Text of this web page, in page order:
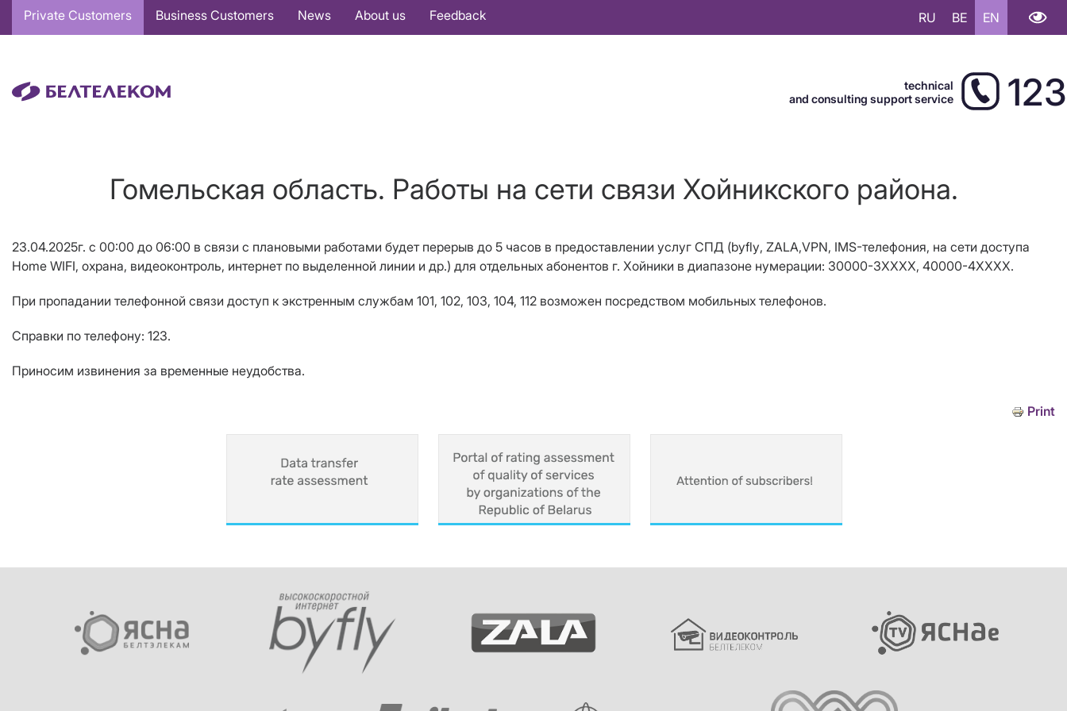
Основная
навигация
Private Customers Business Customers News About us Feedback RU BE EN
technical
and consulting support service
123
Гомельская область. Работы на сети связи Хойникского района.
23.04.2025г. с 00:00 до 06:00 в связи с плановыми работами будет перерыв до 5 часов в предоставлении услуг СПД (byfly, ZALA,VPN, IMS-телефония, на сети доступа
Home WIFI, охрана, видеоконтроль, интернет по выделенной линии и др.) для отдельных абонентов г. Хойники в диапазоне нумерации: 30000-3ХХХХ, 40000-4ХХХХ.
При пропадании телефонной связи доступ к экстренным службам 101, 102, 103, 104, 112 возможен посредством мобильных телефонов.
Справки по телефону: 123.
Приносим извинения за временные неудобства.
Print